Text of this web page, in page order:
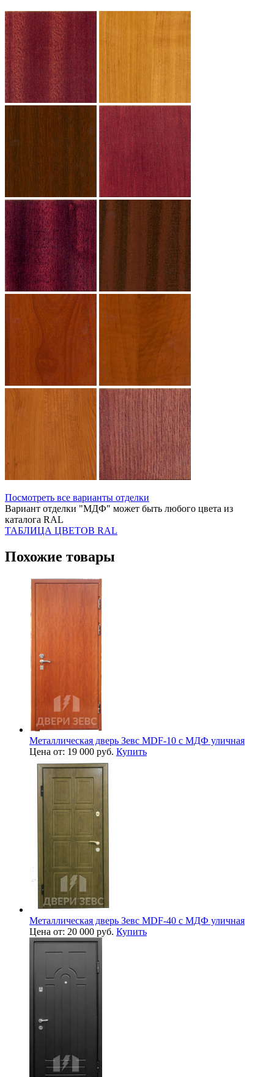
Посмотреть все варианты отделки
Вариант отделки "МДФ" может быть любого цвета из
каталога RAL
ТАБЛИЦА ЦВЕТОВ RAL
Похожие товары
Металлическая дверь Зевс MDF-10 с МДФ уличная
Цена от: 19 000 руб. Купить
Металлическая дверь Зевс MDF-40 с МДФ уличная
Цена от: 20 000 руб. Купить